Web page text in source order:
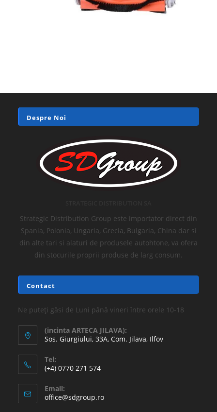
Despre Noi
Strategic Distribution Group este importator direct din
Spania, Polonia, Ungaria, Grecia, Bulgaria, China dar si
din alte tari si alaturi de produsele autohtone, va ofera
din stocurile proprii produse de larg consum.
Contact
Ne puteți găsi de Luni până vineri între orele 10-18
(incinta ARTECA JILAVA):
Sos. Giurgiului, 33A, Com. Jilava, Ilfov
Tel:
(+4) 0770 271 574
Email:
office@sdgroup.ro